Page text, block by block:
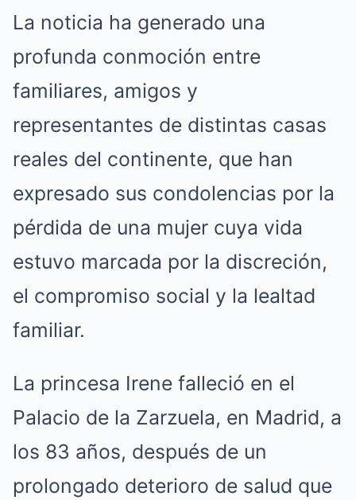
La noticia ha generado una
profunda conmoción entre
familiares, amigos y
representantes de distintas casas
reales del continente, que han
expresado sus condolencias por la
pérdida de una mujer cuya vida
estuvo marcada por la discreción,
el compromiso social y la lealtad
familiar.
La princesa Irene falleció en el
Palacio de la Zarzuela, en Madrid, a
los 83 años, después de un
prolongado deterioro de salud que